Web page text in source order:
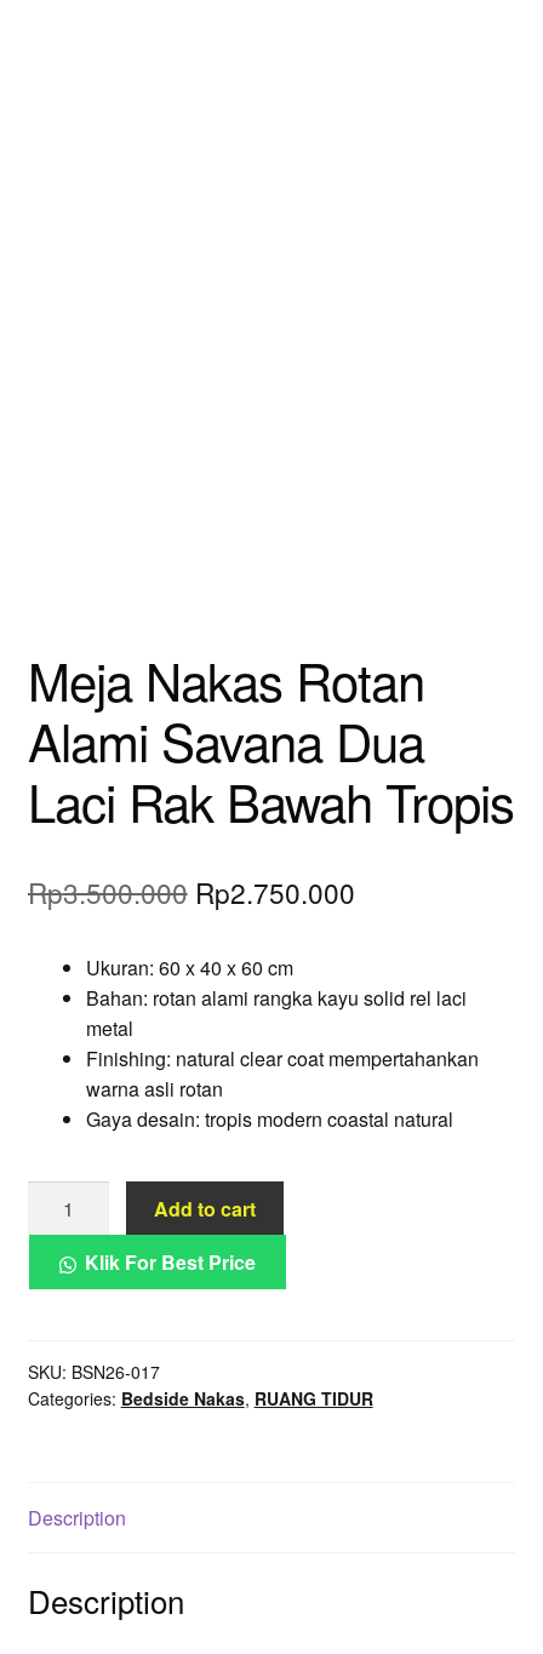
Meja Nakas Rotan
Alami Savana Dua
Laci Rak Bawah Tropis
Rp3.500.000 Original
was:
Rp3.500.000.
Rp2.750.000Current
Ukuran: 60 x 40 x 60 cm
Bahan: rotan alami rangka kayu solid rel laci
metal
Finishing: natural clear coat mempertahankan
warna asli rotan
Gaya desain: tropis modern coastal natural
Nakas
Rotan
Alami
Laci
Rak
Add to cart
Klik For Best Price
SKU: BSN26-017
Categories: Bedside Nakas, RUANG TIDUR
Description
Description